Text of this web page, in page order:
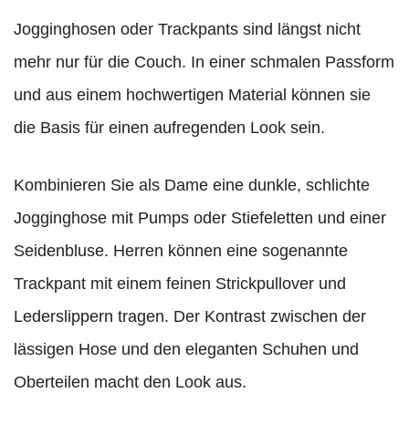
Jogginghosen oder Trackpants sind längst nicht
mehr nur für die Couch. In einer schmalen Passform
und aus einem hochwertigen Material können sie
die Basis für einen aufregenden Look sein.
Kombinieren Sie als Dame eine dunkle, schlichte
Jogginghose mit Pumps oder Stiefeletten und einer
Seidenbluse. Herren können eine sogenannte
Trackpant mit einem feinen Strickpullover und
Lederslippern tragen. Der Kontrast zwischen der
lässigen Hose und den eleganten Schuhen und
Oberteilen macht den Look aus.